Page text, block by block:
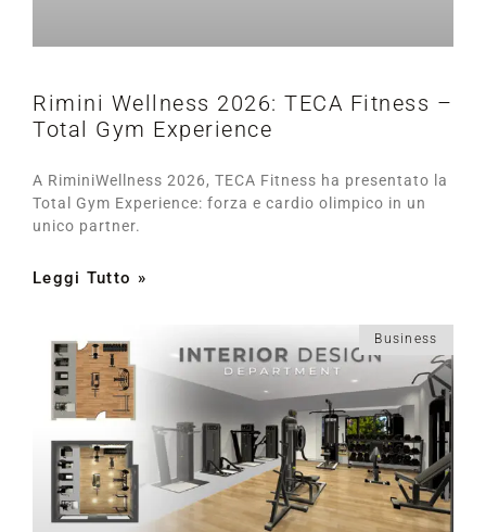
Rimini Wellness 2026: TECA Fitness –
Total Gym Experience
A RiminiWellness 2026, TECA Fitness ha presentato la
Total Gym Experience: forza e cardio olimpico in un
unico partner.
Leggi Tutto »
Business